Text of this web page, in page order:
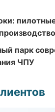
парк
ЧПУ